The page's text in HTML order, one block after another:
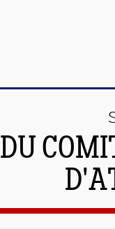
DU